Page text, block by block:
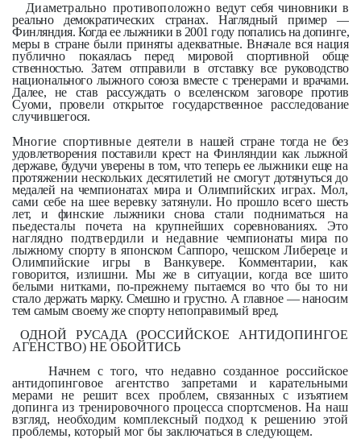
Диаметрально противоположноведут себя чиновники в
реально демо­кратических странах. Наглядный при­мер —
Финляндия. Когда ее лыжники в 2001 году попались на допинге,
мерыв стране были приняты адекватные. Вначале вся нация
публично покая­лась перед мировой спортивной обще­
ственностью. Затем отправили в от­ставку все руководство
национального лыжного союза вместе с тренерами и врачами.
Далее, не став рассуждать о вселенском заговоре против
Суоми, провели открытое государственноерасследование
случившегося.
Многие спортивные деятели внашей стране тогда не без
удовлетво­рения поставили крест на Финляндии как лыжной
державе, будучи уверены в том, что теперь ее лыжники еще на
протяжении нескольких десятилетийне смогут дотянуться до
медалей на чемпионатах мира и Олимпийских играх. Мол,
сами себе на шее веревку затянули. Но прошло всего шесть
лет, и финские лыжники снова стали подниматься на
пьедесталы почета на крупнейших соревнованиях. Это
наглядно подтвердили и недавние чемпионаты мира по
лыжному спорту в японском Саппоро, чешском Либереце и
Олимпийские игры в Ванкувере. Комментарии,как
говорится, излишни. Мы же в ситуации, когда все шито
белыминитками, по-прежнему пытаемся вочто бы то ни
стало держать марку. Смешно и грустно. А главное — на­носим
тем самым своему же спортунепоправимый вред.
ОДНОЙ РУСАДА (РОССИЙСКОЕ АНТИДОПИНГОЕ
АГЕНСТВО) НЕ ОБОЙТИСЬ
Начнем с того, что недавно созданное российское
антидопинговое агентство запретами и карательными
мерами не решит всех проблем, связанных с изъятием
допинга из тренировочного процесса спортсменов. На наш
взгляд, необходим комплексный подход к решению этой
проблемы, который мог бы заключаться в следующем.